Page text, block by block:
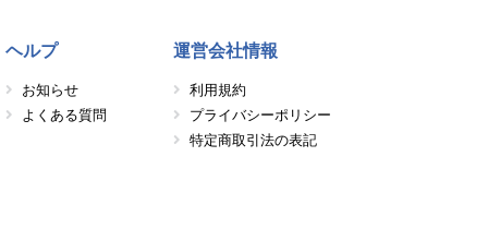
ヘルプ
お知らせ
よくある質問
運営会社情報
利用規約
プライバシーポリシー
特定商取引法の表記